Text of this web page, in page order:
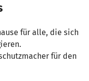
für alle, die sich
für den